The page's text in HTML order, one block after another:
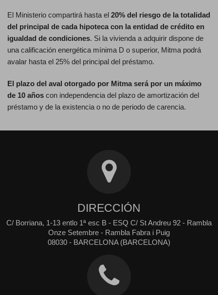
El Ministerio compartirá hasta el 20% del riesgo de la totalidad
del principal de cada hipoteca con la entidad de crédito en
igualdad de condiciones. Si la vivienda a adquirir dispone de
una calificación energética mínima D o superior, Mitma podrá
avalar hasta el 25% del principal del préstamo.
El plazo del aval otorgado por Mitma será por un máximo
de 10 años con independencia del plazo de amortización del
préstamo y de la existencia o no de periodo de carencia.
DIRECCIÓN
C/ Borriana, 1-13 entlo 1ª esc B - ESQ C/ St Andreu 92 - Rambla
Onze Setembre - Rambla Fabra i Puig
08030 - BARCELONA (BARCELONA)